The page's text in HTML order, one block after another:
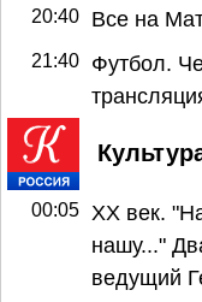
20:40 Все на
21:40
Футбол.
00:05 ХХ век.
нашу..."
ведущий